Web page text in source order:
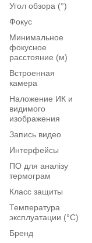
Угол обзора (°)
Фокус
Минимальное
фокусное
расстояние (м)
Встроенная
камера
Наложение ИК и
видимого
изображения
Запись видео
Интерфейсы
ПО для аналізу
термограм
Класс защиты
Температура
эксплуатации (°C)
Бренд